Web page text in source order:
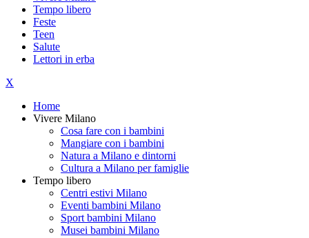
Tempo libero
Feste
Teen
Salute
Lettori in erba
X
Home
Vivere Milano
Cosa fare con i bambini
Mangiare con i bambini
Natura a Milano e dintorni
Cultura a Milano per famiglie
Tempo libero
Centri estivi Milano
Eventi bambini Milano
Sport bambini Milano
Musei bambini Milano